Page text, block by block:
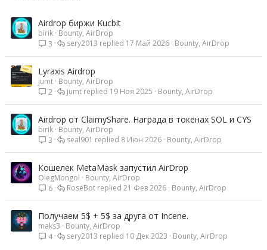
Airdrop биржи Kucbit
birik Bounty, AirDrop
3
Bounty, AirDrop
17 Май 2026
sery2013
Lyraxis Airdrop
jumt Bounty, AirDrop
2
Bounty, AirDrop
19 Ноя 2025
jumt
Airdrop от ClaimyShare. Награда в токенах SOL и CYS
birik Bounty, AirDrop
3
Bounty, AirDrop
8 Июн 2026
seal901
Кошелек MetaMask запустил AirDrop
OlegMongol
Bounty, AirDrop
6
Bounty, AirDrop
21 Фев 2026
RoseBot
Получаем 5$ + 5$ за друга от Incene.
maks3
Bounty, AirDrop
4
Bounty, AirDrop
10 Дек 2023
sery2013